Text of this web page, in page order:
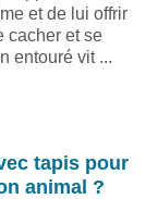
et de lui offrir
cacher et se
entouré vit ...
tapis pour
animal ?